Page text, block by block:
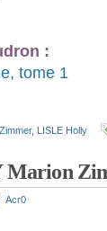
:
tome 1
, LISLE Holly
Acr0